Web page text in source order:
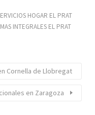
HOGAR EL PRAT
INTEGRALES EL PRAT
Cornella de Llobregat
en Zaragoza